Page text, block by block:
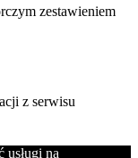
zestawieniem
z serwisu
usługi na